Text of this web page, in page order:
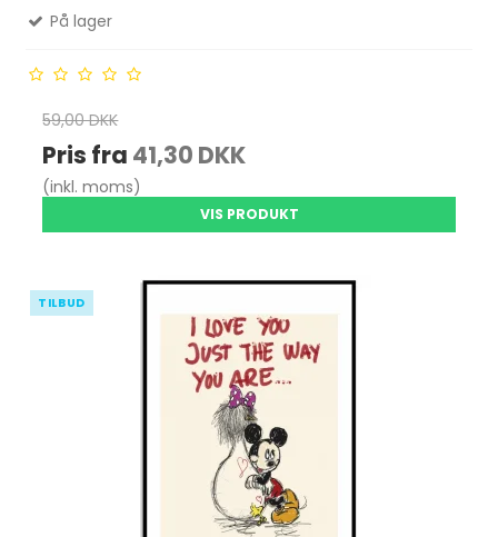
På lager
59,00 DKK
Pris fra 41,30 DKK
(inkl. moms)
VIS PRODUKT
TILBUD